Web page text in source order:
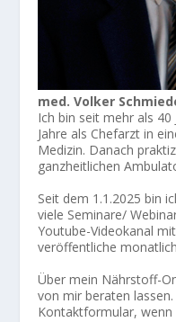
med. Volker
Ich bin seit mehr als
Jahre als Chefarzt in
Medizin. Danach
ganzheitlichen
Seit dem 1.1.2025 bin
viele Seminare/
Youtube-Videokanal
veröffentliche
Über mein Nährstoff-
von mir beraten
Kontaktformular, wenn